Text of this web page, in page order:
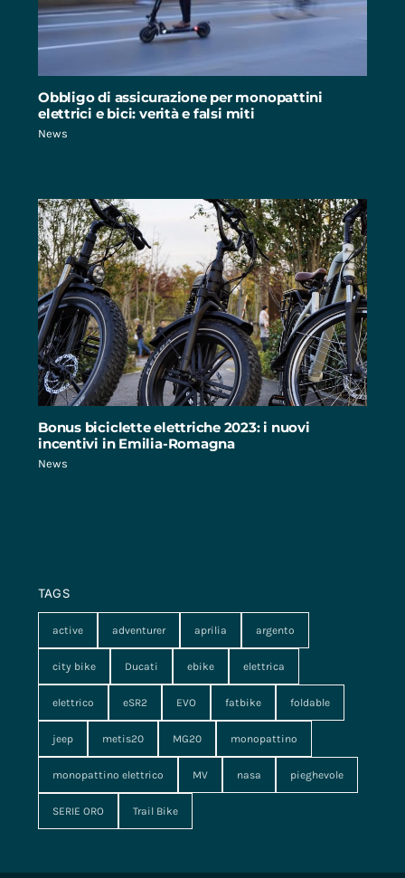
Obbligo di assicurazione per monopattini
elettrici e bici: verità e falsi miti
News
Bonus biciclette elettriche 2023: i nuovi
incentivi in Emilia-Romagna
News
TAGS
active adventurer aprilia argento
city bike Ducati ebike elettrica
elettrico eSR2 EVO fatbike foldable
jeep metis20 MG20 monopattino
monopattino elettrico MV nasa pieghevole
SERIE ORO Trail Bike